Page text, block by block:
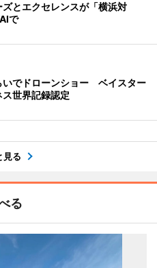
ズとエクセレンスが「横浜対
で
いでドローンショー ベイスター
世界記録認定
見る
る